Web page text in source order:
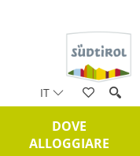
IT
DOVE
ALLOGGIARE